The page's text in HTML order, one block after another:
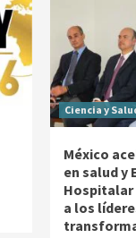
Ciencia y
México
en salud y
Hospitalar
a los